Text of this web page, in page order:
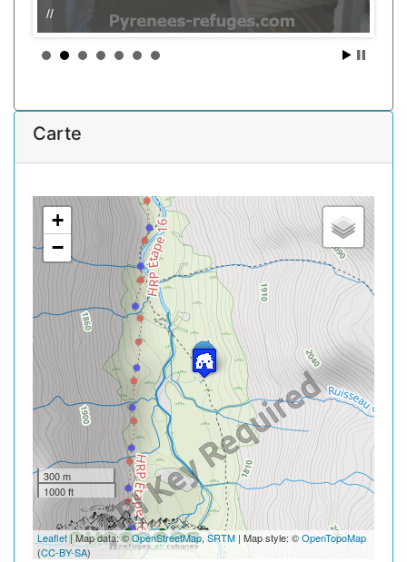
//
Carte
+
−
300 m
1000 ft
Leaflet| Map data: ©OpenStreetMap, SRTM | Map style: ©OpenTopoMap
(CC-BY-SA)